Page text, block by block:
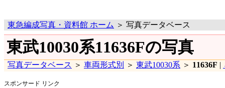
東急編成写真・資料館 ホーム ＞ 写真データベース
東武10030系11636Fの写真
写真データベース ＞ 車両形式別 ＞ 東武10030系 ＞ 11636F |
スポンサード リンク